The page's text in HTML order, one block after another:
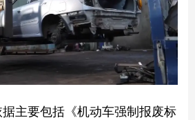
主要包括《机动车强制报废标